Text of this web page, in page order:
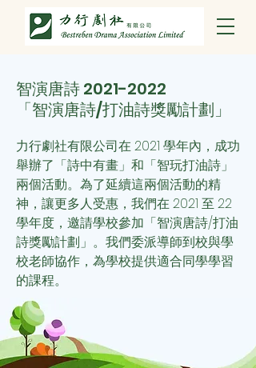
智演唐詩2021-2022
「智演唐詩/打油詩獎勵計劃」
力行劇社有限公司在 2021 學年內，成功
舉辦了「詩中有畫」和「智玩打油詩」
兩個活動。為了延續這兩個活動的精
神，讓更多人受惠，我們在 2021 至 22
學年度，邀請學校參加「智演唐詩/打油
詩獎勵計劃」。我們委派導師到校與學
校老師協作，為學校提供適合同學學習
的課程。